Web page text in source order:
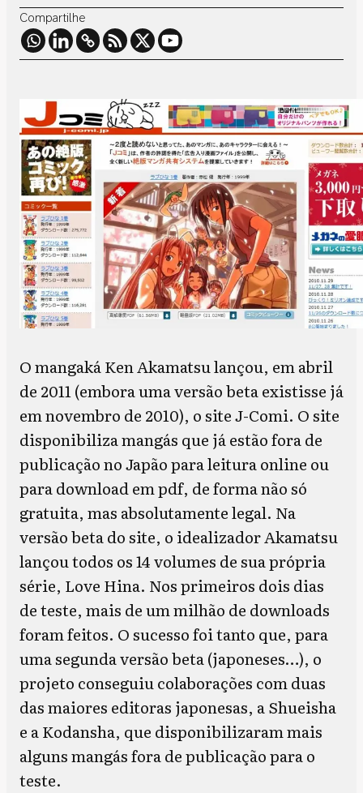
Compartilhe
O mangaká Ken Akamatsu lançou, em abril
de 2011 (embora uma versão beta existisse já
em novembro de 2010), o site J-Comi. O site
disponibiliza mangás que já estão fora de
publicação no Japão para leitura online ou
para download em pdf, de forma não só
gratuita, mas absolutamente legal. Na
versão beta do site, o idealizador Akamatsu
lançou todos os 14 volumes de sua própria
série, Love Hina. Nos primeiros dois dias
de teste, mais de um milhão de downloads
foram feitos. O sucesso foi tanto que, para
uma segunda versão beta (japoneses…), o
projeto conseguiu colaborações com duas
das maiores editoras japonesas, a Shueisha
e a Kodansha, que disponibilizaram mais
alguns mangás fora de publicação para o
teste.